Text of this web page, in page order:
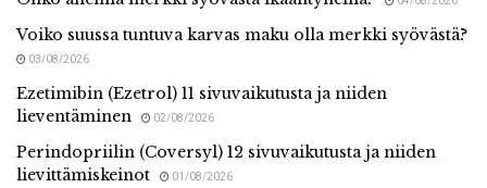
Voiko suussa tuntuva karvas maku olla merkki syövästä?
03/08/2026
Ezetimibin (Ezetrol) 11 sivuvaikutusta ja niiden
lieventäminen
02/08/2026
Perindopriilin (Coversyl) 12 sivuvaikutusta ja niiden
lievittämiskeinot
01/08/2026